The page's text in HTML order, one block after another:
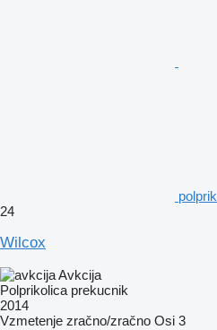
24
Wilcox
Avkcija
Polprikolica prekucnik
2014
Vzmetenje zračno/zračno Osi 3